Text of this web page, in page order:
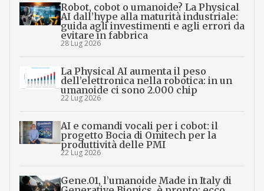
Robot, cobot o umanoide? La Physical
AI dall’hype alla maturità industriale:
guida agli investimenti e agli errori da
evitare in fabbrica
28 Lug 2026
La Physical AI aumenta il peso
dell’elettronica nella robotica: in un
umanoide ci sono 2.000 chip
22 Lug 2026
AI e comandi vocali per i cobot: il
progetto Bocia di Omitech per la
produttività delle PMI
22 Lug 2026
Gene.01, l’umanoide Made in Italy di